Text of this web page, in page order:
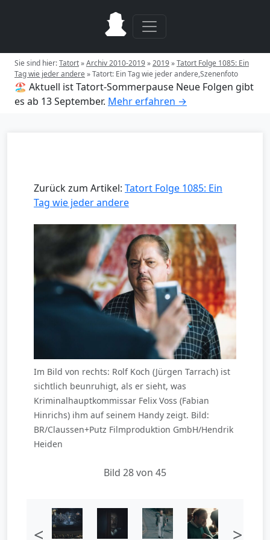
Sie sind hier:Tatort»Archiv 2010-2019»2019»Tatort Folge 1085: Ein
Tag wie jeder andere»Tatort: Ein Tag wie jeder andere,Szenenfoto
🏖️ Aktuell ist Tatort-Sommerpause Neue Folgen gibt
es ab 13 September. Mehr erfahren →
Zurück zum Artikel: Tatort Folge 1085: Ein
Tag wie jeder andere
Im Bild von rechts: Rolf Koch (Jürgen Tarrach) ist
sichtlich beunruhigt, als er sieht, was
Kriminalhauptkommissar Felix Voss (Fabian
Hinrichs) ihm auf seinem Handy zeigt. Bild:
BR/Claussen+Putz Filmproduktion GmbH/Hendrik
Heiden
Bild 28 von 45
< >